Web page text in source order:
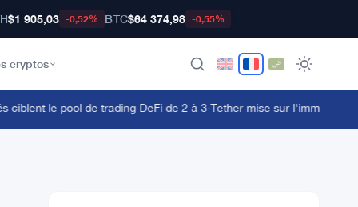
$1 905,03 -0,52% BTC$64 374,98 -0,55%
cryptos
le pool de trading DeFi de 2 à 3 ·Tether mise sur l'immobilier